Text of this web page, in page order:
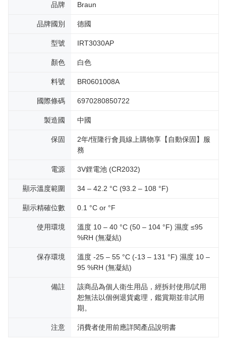
品牌 Braun
品牌國別 德國
型號 IRT3030AP
顏色 白色
料號 BR0601008A
國際條碼 6970280850722
製造國 中國
保固
2年/恆隆行會員線上購物享【自動保固】服
務
電源 3V鋰電池 (CR2032)
顯示溫度範圍 34 – 42.2 °C (93.2 – 108 °F)
顯示精確位數 0.1 °C or °F
使用環境
溫度 10 – 40 °C (50 – 104 °F) 濕度 ≤95
%RH (無凝結)
保存環境
溫度 -25 – 55 °C (-13 – 131 °F) 濕度 10 –
95 %RH (無凝結)
備註
該商品為個人衛生用品，經拆封使用/試用
恕無法以個例退貨處理，鑑賞期並非試用
期。
注意 消費者使用前應詳閱產品說明書